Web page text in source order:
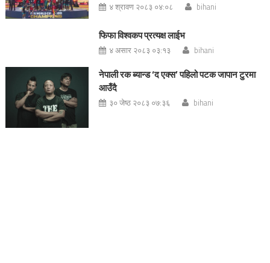
४ श्रावण २०८३ ०४:०८ bihani
फिफा विश्वकप प्रत्यक्ष लाईभ
४ असार २०८३ ०३:१३ bihani
नेपाली रक ब्यान्ड ‘द एक्स’ पहिलो पटक जापान टुरमा
आउँदै
३० जेष्ठ २०८३ ०७:३६ bihani